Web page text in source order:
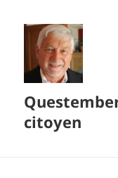
citoyen